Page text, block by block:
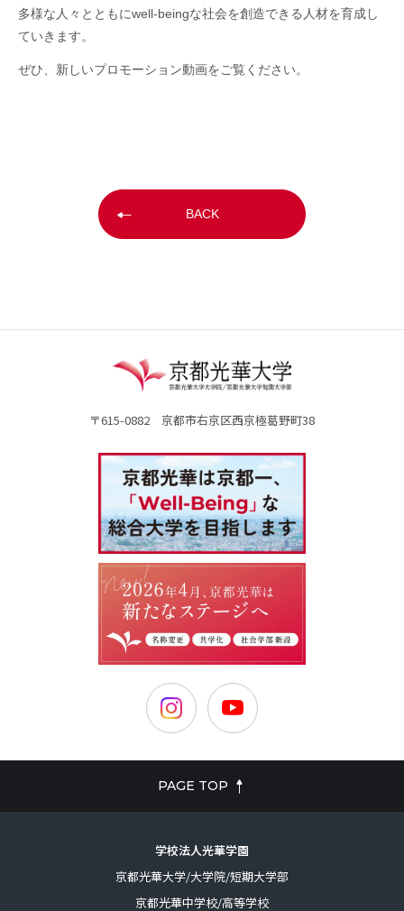
多様な人々とともにwell-beingな社会を創造できる人材を育成し
ていきます。
ぜひ、新しいプロモーション動画をご覧ください。
BACK
〒615-0882 京都市右京区西京極葛野町38
PAGE TOP
学校法人光華学園
京都光華大学/大学院/短期大学部
京都光華中学校/高等学校